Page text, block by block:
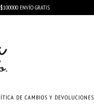
ENVÍO GRATIS
DE CAMBIOS Y DEVOLUCIONES